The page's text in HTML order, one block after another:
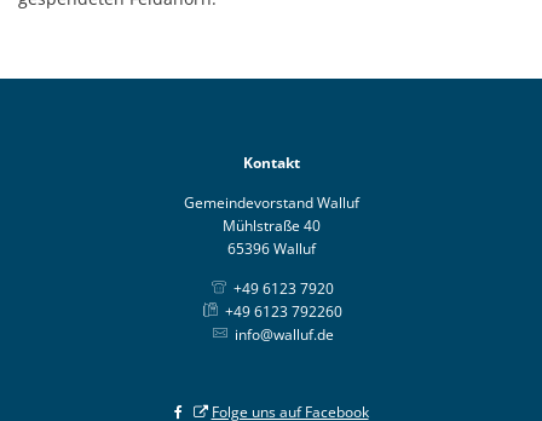
Kontakt
Gemeindevorstand Walluf
Mühlstraße 40
65396 Walluf
+49 6123 7920
+49 6123 792260
info@walluf.de
Folge uns auf Facebook